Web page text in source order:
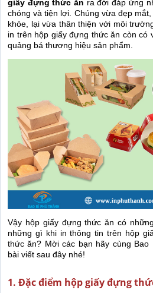
giấy đựng thức ăn ra đời đáp ứng
chóng và tiện lợi. Chúng vừa đẹp
khỏe, lại vừa thân thiện với môi
in trên hộp giấy đựng thức ăn còn có
quảng bá thương hiệu sản phẩm.
Vậy hộp giấy đựng thức ăn có
những gì khi in thông tin trên hộp
thức ăn? Mời các bạn hãy cùng
bài viết sau đây nhé!
1. Đặc điểm hộp giấy đựng